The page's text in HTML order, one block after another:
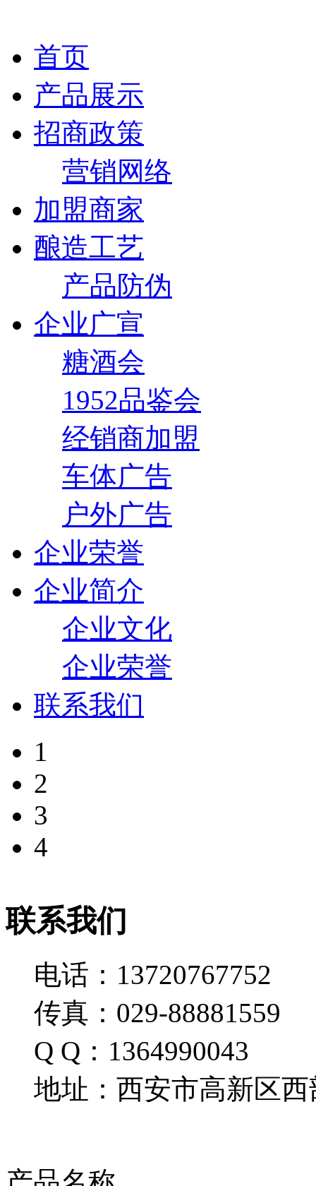
首页
产品展示
招商政策
营销网络
加盟商家
酿造工艺
产品防伪
企业广宣
糖酒会
1952品鉴会
经销商加盟
车体广告
户外广告
企业荣誉
企业简介
企业文化
企业荣誉
联系我们
1
2
3
4
联系我们
电话：13720767752
传真：029-88881559
Q Q：1364990043
地址：西安市高新区西